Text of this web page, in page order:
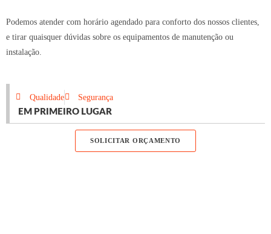
Podemos atender com horário agendado para conforto dos nossos clientes,
e tirar quaisquer dúvidas sobre os equipamentos de manutenção ou
instalação.
SOLICITAR ORÇAMENTO
Qualidade
Segurança
EM PRIMEIRO LUGAR